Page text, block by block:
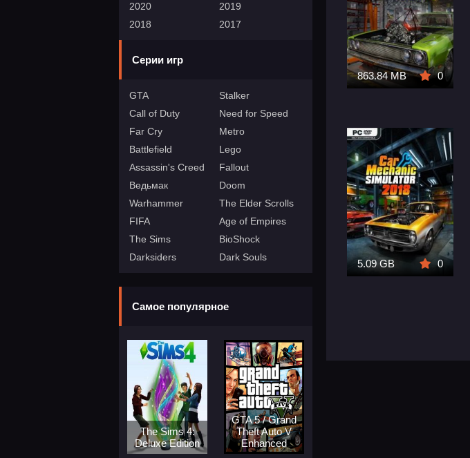
2020
2019
2018
2017
Серии игр
GTA
Stalker
Call of Duty
Need for Speed
Far Cry
Metro
Battlefield
Lego
Assassin's Creed
Fallout
Ведьмак
Doom
Warhammer
The Elder Scrolls
FIFA
Age of Empires
The Sims
BioShock
Darksiders
Dark Souls
Самое популярное
The Sims 4:
Deluxe Edition
GTA 5 / Grand
Theft Auto V
Enhanced
863.84 MB 0
5.09 GB 0